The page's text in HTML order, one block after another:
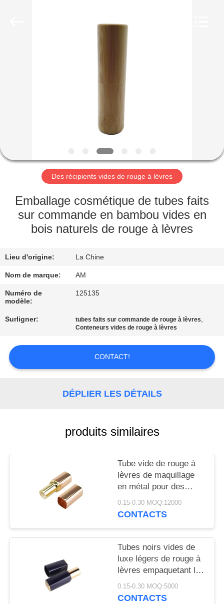
LE
SPECTACLE
PROPOS
NOUS
VISITE
L'USINE
CONTRÔLE
QUALITÉ
NOUVELLES
UN
Des récipients vides de rouge à lèvres
Emballage cosmétique de tubes faits
sur commande en bambou vides en
bois naturels de rouge à lèvres
Lieu d'origine: La Chine
Nom de marque: AM
Numéro de
modèle:
125135
Surligner: tubes faits sur commande de rouge à lèvres,
Conteneurs vides de rouge à lèvres
CONTACT!
DÉPLIER LES DÉTAILS
produits similaires
Tube vide de rouge à
lèvres de maquillage
en métal pour des
aperçus gratuits,
conteneur fait sur
0.15-0.30 MOQ:12000
CONTACTS
Tubes noirs vides de
luxe légers de rouge à
lèvres empaquetant la
couleur et la taille
faites sur commande
0.15-0.30 MOQ:5000
CONTACTS